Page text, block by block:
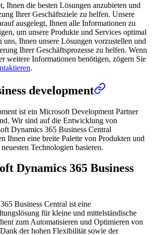
Ihnen die besten Lösungen anzubieten und
Ihrer Geschäftsziele zu helfen. Unsere
ausgelegt, Ihnen alle Informationen zu
um unsere Produkte und Services optimal
uns, Ihnen unsere Lösungen vorzustellen und
Ihrer Geschäftsprozesse zu helfen. Wenn
weitere Informationen benötigen, zögern Sie
.
development
ist ein Microsoft Development Partner
Wir sind auf die Entwicklung von
Dynamics 365 Business Central
Ihnen eine breite Palette von Produkten und
Technologien basieren.
Dynamics 365 Business
Business Central ist eine
für kleine und mittelständische
zum Automatisieren und Optimieren von
der hohen Flexibilität sowie der